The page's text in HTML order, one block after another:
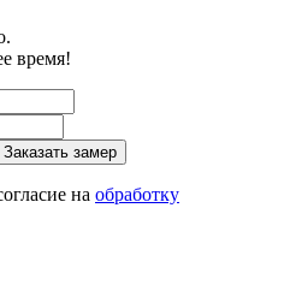
время!
Заказать замер
на обработку